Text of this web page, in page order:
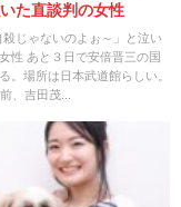
た直談判の女性
殺じゃないのよぉ～」と泣い
性 あと３日で安倍晋三の国
。場所は日本武道館らしい。
、吉田茂...